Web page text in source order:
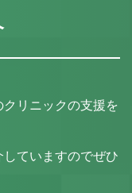
リニックの支援を
ていますのでぜひ